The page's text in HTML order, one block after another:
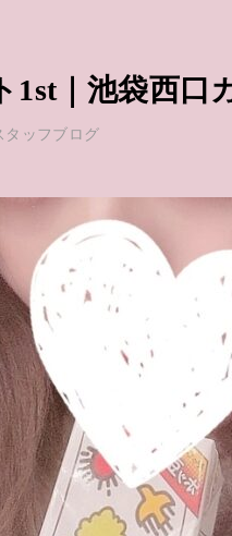
1st｜池袋西口
タッフブログ